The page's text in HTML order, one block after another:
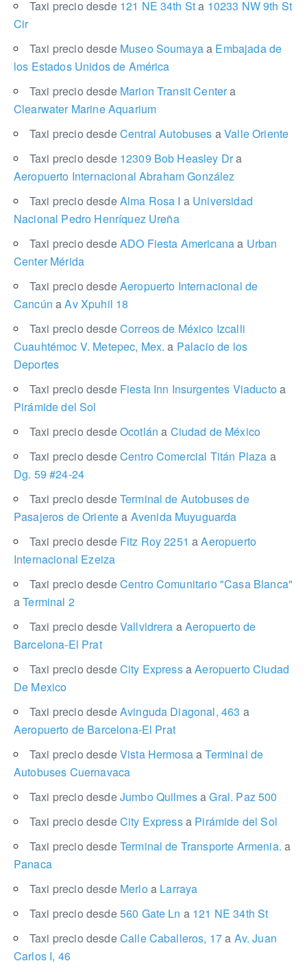
Taxi precio desde 121 NE 34th Sta 10233 NW 9th St
Cir
Taxi precio desde Museo Soumayaa Embajada de
los Estados Unidos de América
Taxi precio desde Marion Transit Centera
Clearwater Marine Aquarium
Taxi precio desdeCentral Autobuses aValle Oriente
Taxi precio desde 12309 Bob Heasley Dra
Aeropuerto Internacional Abraham González
Taxi precio desdeAlma Rosa I aUniversidad
Nacional Pedro Henríquez Ureña
Taxi precio desdeADO Fiesta Americanaa Urban
Center Mérida
Taxi precio desdeAeropuerto Internacional de
CancúnaAv Xpuhil 18
Taxi precio desdeCorreos de México Izcalli
Cuauhtémoc V. Metepec, Mex.a Palacio de los
Deportes
Taxi precio desde Fiesta Inn Insurgentes Viaductoa
Pirámide del Sol
Taxi precio desdeOcotlána Ciudad de México
Taxi precio desdeCentro Comercial Titán Plaza a
Dg. 59 #24-24
Taxi precio desdeTerminal de Autobuses de
Pasajeros de Orientea Avenida Muyuguarda
Taxi precio desde Fitz Roy 2251aAeropuerto
Internacional Ezeiza
Taxi precio desdeCentro Comunitario "Casa Blanca"
aTerminal 2
Taxi precio desdeVallvidrera aAeropuerto de
Barcelona-El Prat
Taxi precio desdeCity ExpressaAeropuerto Ciudad
De Mexico
Taxi precio desdeAvinguda Diagonal, 463 a
Aeropuerto de Barcelona-El Prat
Taxi precio desdeVista HermosaaTerminal de
Autobuses Cuernavaca
Taxi precio desdeJumbo QuilmesaGral. Paz 500
Taxi precio desdeCity Expressa Pirámide del Sol
Taxi precio desdeTerminal de Transporte Armenia.a
Panaca
Taxi precio desde Merloa Larraya
Taxi precio desde560 Gate Ln a121 NE 34th St
Taxi precio desdeCalle Caballeros, 17a Av. Juan
Carlos I, 46